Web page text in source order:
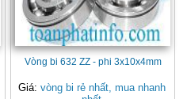
Vòng bi 632 ZZ - phi 3x10x4mm
Giá: vòng bi rẻ nhất, mua nhanh